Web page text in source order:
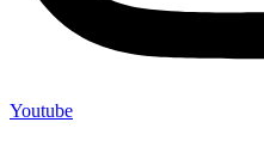
Youtube